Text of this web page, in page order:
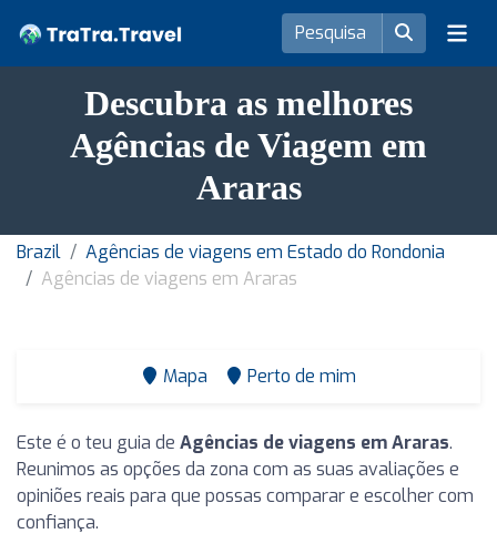
Descubra as melhores
Agências de Viagem em
Araras
Brazil
Agências de viagens em Estado do Rondonia
Agências de viagens em Araras
Mapa Perto de mim
Este é o teu guia de Agências de viagens em Araras.
Reunimos as opções da zona com as suas avaliações e
opiniões reais para que possas comparar e escolher com
confiança.